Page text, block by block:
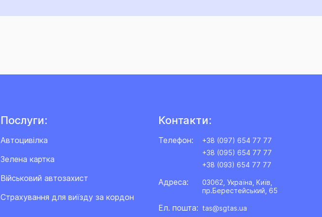
Послуги:
Автоцивілка
Зелена картка
Військовий автозахист
Cтрахування для виїзду за кордон
Контакти:
Телефон:
+38 (097) 654 77 77
+38 (095) 654 77 77
+38 (093) 654 77 77
Адреса:
03062, Україна, Київ,
пр.Берестейський, 65
Ел. пошта: tas@sgtas.ua